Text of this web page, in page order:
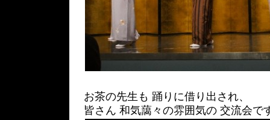
お茶の先生も 踊りに借り出され、
皆さん 和気藹々の雰囲気の 交流会で